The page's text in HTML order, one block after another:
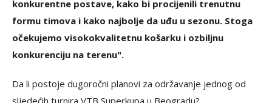
konkurentne postave, kako bi procijenili trenutnu
formu timova i kako najbolje da uđu u sezonu. Stoga
očekujemo visokokvalitetnu košarku i ozbiljnu
konkurenciju na terenu".
Da li postoje dugoročni planovi za održavanje jednog od